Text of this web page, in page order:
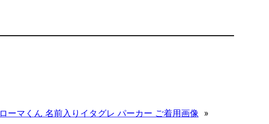
ローマくん 名前入りイタグレ パーカー ご着用画像 »